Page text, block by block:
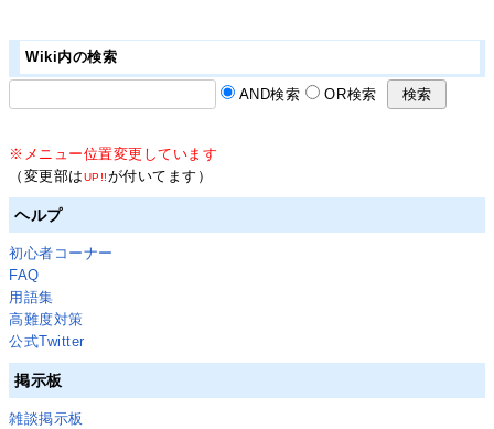
Wiki内の検索
AND検索 OR検索
※メニュー位置変更しています
（変更部はUP!!が付いてます）
ヘルプ
初心者コーナー
FAQ
用語集
高難度対策
公式Twitter
掲示板
雑談掲示板